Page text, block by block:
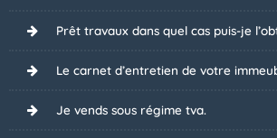
Prêt travaux dans quel cas puis-je
Le carnet d’entretien de votre
Je vends sous régime tva.